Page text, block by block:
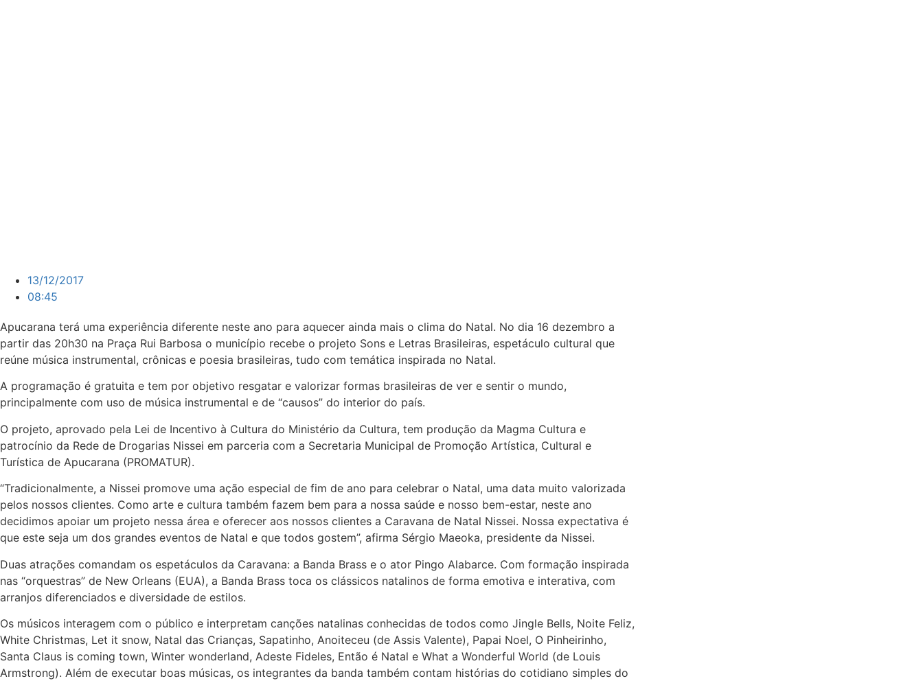
13/12/2017
08:45
Apucarana terá uma experiência diferente neste ano para aquecer ainda mais o clima do Natal. No dia 16 dezembro a
partir das 20h30 na Praça Rui Barbosa o município recebe o projeto Sons e Letras Brasileiras, espetáculo cultural que
reúne música instrumental, crônicas e poesia brasileiras, tudo com temática inspirada no Natal.
A programação é gratuita e tem por objetivo resgatar e valorizar formas brasileiras de ver e sentir o mundo,
principalmente com uso de música instrumental e de “causos” do interior do país.
O projeto, aprovado pela Lei de Incentivo à Cultura do Ministério da Cultura, tem produção da Magma Cultura e
patrocínio da Rede de Drogarias Nissei em parceria com a Secretaria Municipal de Promoção Artística, Cultural e
Turística de Apucarana (PROMATUR).
“Tradicionalmente, a Nissei promove uma ação especial de fim de ano para celebrar o Natal, uma data muito valorizada
pelos nossos clientes. Como arte e cultura também fazem bem para a nossa saúde e nosso bem-estar, neste ano
decidimos apoiar um projeto nessa área e oferecer aos nossos clientes a Caravana de Natal Nissei. Nossa expectativa é
que este seja um dos grandes eventos de Natal e que todos gostem”, afirma Sérgio Maeoka, presidente da Nissei.
Duas atrações comandam os espetáculos da Caravana: a Banda Brass e o ator Pingo Alabarce. Com formação inspirada
nas “orquestras” de New Orleans (EUA), a Banda Brass toca os clássicos natalinos de forma emotiva e interativa, com
arranjos diferenciados e diversidade de estilos.
Os músicos interagem com o público e interpretam canções natalinas conhecidas de todos como Jingle Bells, Noite Feliz,
White Christmas, Let it snow, Natal das Crianças, Sapatinho, Anoiteceu (de Assis Valente), Papai Noel, O Pinheirinho,
Santa Claus is coming town, Winter wonderland, Adeste Fideles, Então é Natal e What a Wonderful World (de Louis
Armstrong). Além de executar boas músicas, os integrantes da banda também contam histórias do cotidiano simples do